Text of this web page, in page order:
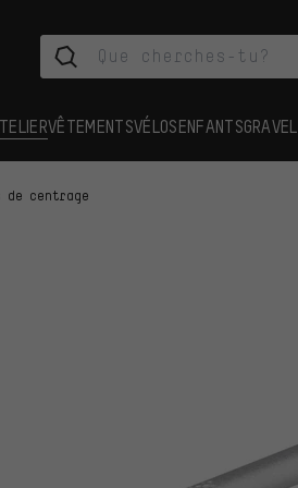
VÊTEMENTSVÉLOSENFANTSGRAVEL
de centrage